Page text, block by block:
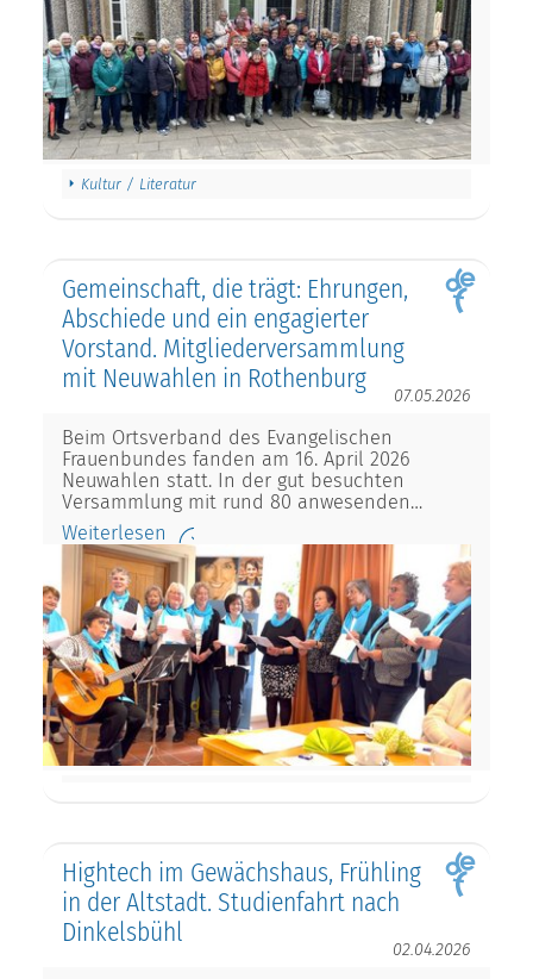
Kultur / Literatur
Gemeinschaft, die trägt: Ehrungen,
Abschiede und ein engagierter
Vorstand. Mitgliederversammlung
mit Neuwahlen in Rothenburg
07.05.2026
Beim Ortsverband des Evangelischen
Frauenbundes fanden am 16. April 2026
Neuwahlen statt. In der gut besuchten
Versammlung mit rund 80 anwesenden…
Weiterlesen
Hightech im Gewächshaus, Frühling
in der Altstadt. Studienfahrt nach
Dinkelsbühl
02.04.2026